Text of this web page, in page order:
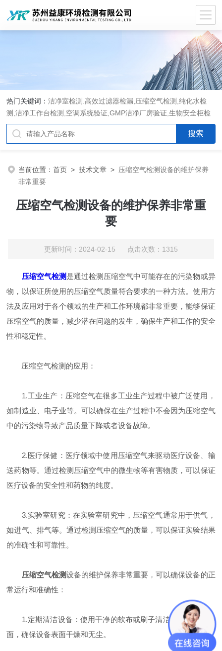
热门关键词：洁净室检测.高效过滤器检漏,压缩空气检测,纯化水检
测,洁净工作台检测,空调系统验证,GMP洁净厂房验证,生物安全柜检
测,洁净度检测,洁净室验收检测,GMP验证方案编写执行
当前位置：首页 >技术文章 > 压缩空气检测设备的维护保养
非常重要
压缩空气检测设备的维护保养非常重
要
更新时间：2024-02-15 点击次数：1315
压缩空气检测 是通过检测压缩空气中可能存在的污染物或异
物，以保证所使用的压缩空气质量符合要求的一种方法。使用方
法及应用对于各个领域的生产和工作环境都非常重要，能够保证
压缩空气的质量，减少潜在问题的发生，确保生产和工作的安全
性和稳定性。
压缩空气检测的应用：
1.工业生产：压缩空气在很多工业生产过程中被广泛使用，
如制造业、电子业等。可以确保在生产过程中不会因为压缩空气
中的污染物导致产品质量下降或者设备故障。
2.医疗保健：医疗领域中使用压缩空气来驱动医疗设备、输
送药物等。通过检测压缩空气中的微生物等有害物质，可以保证
医疗设备的安全性和药物的纯度。
3.实验室研究：在实验室研究中，压缩空气通常用于供气，
如进气、排气等。通过检测压缩空气的质量，可以保证实验结果
的准确性和可靠性。
压缩空气检测设备的维护保养非常重要，可以确保设备的正
常运行和准确性：
1.定期清洁设备：使用干净的软布或刷子清洁设备的外部表
面，确保设备表面干燥和无尘。